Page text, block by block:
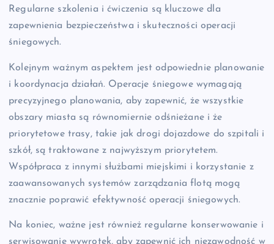
Regularne szkolenia i ćwiczenia są kluczowe dla
zapewnienia bezpieczeństwa i skuteczności operacji
śniegowych.
Kolejnym ważnym aspektem jest odpowiednie planowanie
i koordynacja działań. Operacje śniegowe wymagają
precyzyjnego planowania, aby zapewnić, że wszystkie
obszary miasta są równomiernie odśnieżane i że
priorytetowe trasy, takie jak drogi dojazdowe do szpitali i
szkół, są traktowane z najwyższym priorytetem.
Współpraca z innymi służbami miejskimi i korzystanie z
zaawansowanych systemów zarządzania flotą mogą
znacznie poprawić efektywność operacji śniegowych.
Na koniec, ważne jest również regularne konserwowanie i
serwisowanie wywrotek, aby zapewnić ich niezawodność w